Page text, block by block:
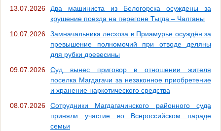
13.07.2026
Два машиниста из Белогорска осуждены за
крушение поезда на перегоне Тыгда – Чалганы
10.07.2026
Замначальника лесхоза в Приамурье осуждён за
превышение полномочий при отводе деляны
для рубки древесины
09.07.2026
Суд вынес приговор в отношении жителя
поселка Магдагачи за незаконное приобретение
и хранение наркотического средства
08.07.2026
Сотрудники Магдагачинского районного суда
приняли участие во Всероссийском параде
семьи